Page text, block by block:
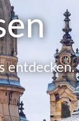
entdecken.